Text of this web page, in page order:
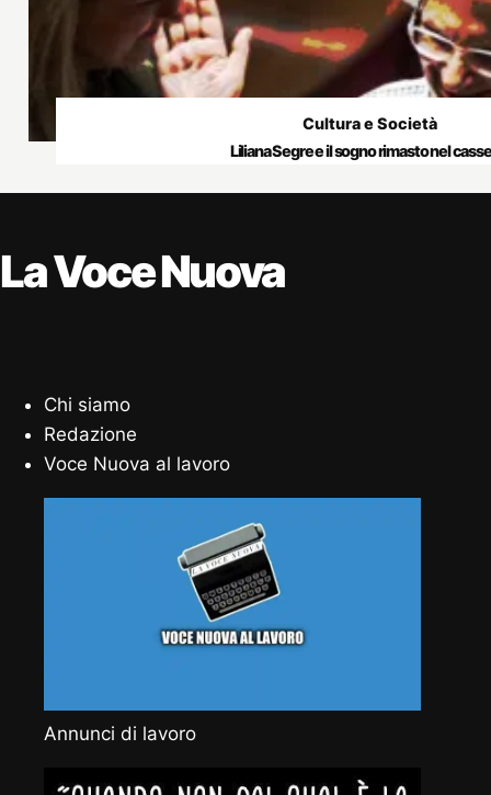
Cultura e Società
Liliana Segre e il sogno rimasto nel
La Voce Nuova
Chi siamo
Redazione
Voce Nuova al lavoro
Annunci di lavoro